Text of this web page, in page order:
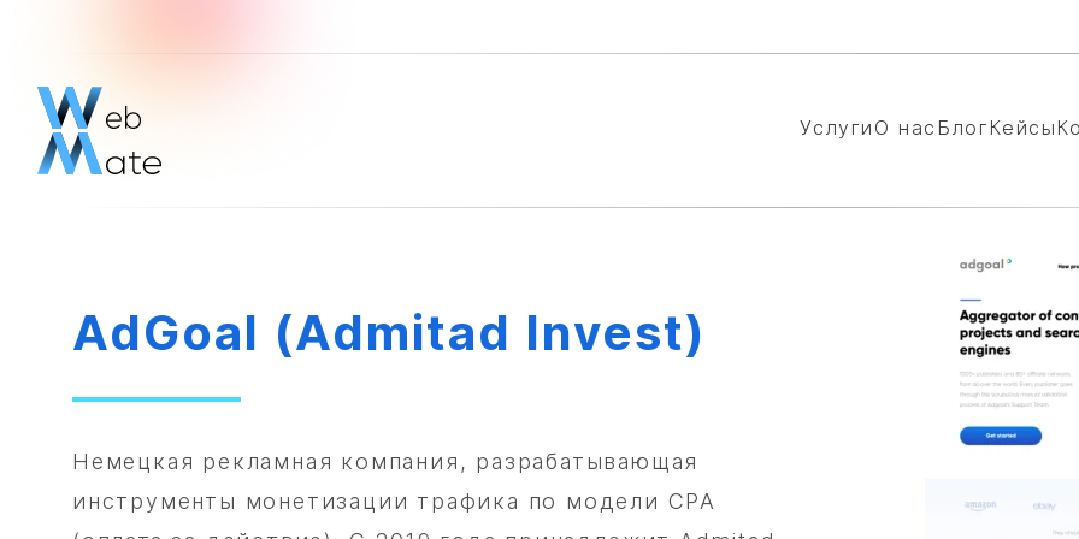
Услуги О нас Блог Кейсы
AdGoal (Admitad Invest)
Немецкая рекламная компания, разрабатывающая
инструменты монетизации трафика по модели CPA